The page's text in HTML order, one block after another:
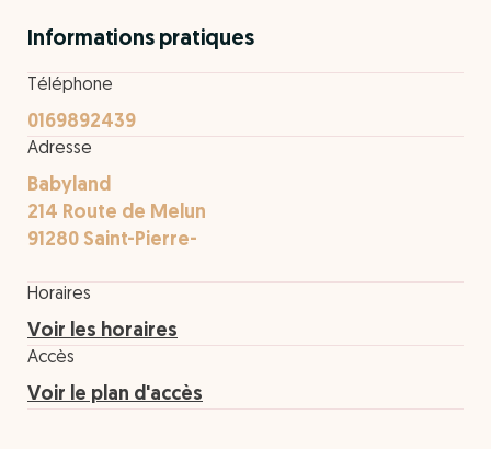
Informations pratiques
Téléphone
0169892439
Adresse
Babyland
214 Route de Melun
91280 Saint-Pierre-
Horaires
Voir les horaires
Accès
Voir le plan d'accès